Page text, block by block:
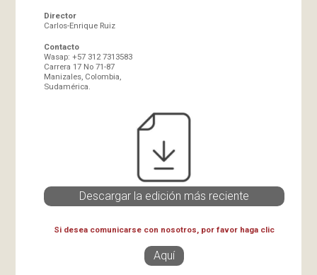
Director
Carlos-Enrique Ruiz
Contacto
Wasap: +57 312 7313583
Carrera 17 No 71-87
Manizales, Colombia,
Sudamérica.
Descargar la edición más reciente
Si desea comunicarse con nosotros, por favor haga clic
Aquí